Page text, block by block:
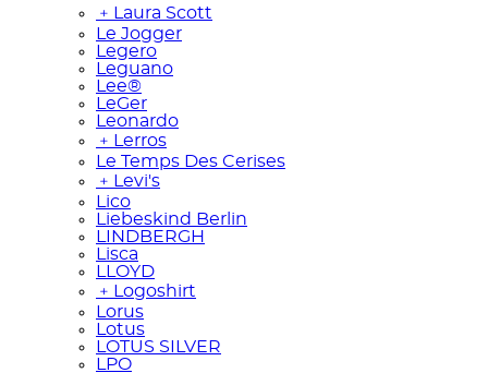
﹢
Laura Scott
Le Jogger
Legero
Leguano
Lee®
LeGer
Leonardo
﹢
Lerros
Le Temps Des Cerises
﹢
Levi's
Lico
Liebeskind Berlin
LINDBERGH
Lisca
LLOYD
﹢
Logoshirt
Lorus
Lotus
LOTUS SILVER
LPO